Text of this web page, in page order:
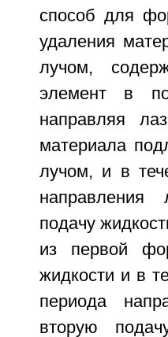
способ для
удаления
лучом,
элемент в
направляя
материала
лучом, и в
направления
подачу
из первой
жидкости и в
периода
вторую